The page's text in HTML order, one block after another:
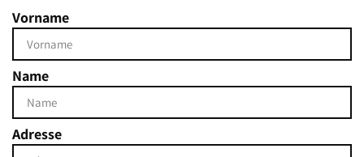
Vorname
Name
Adresse